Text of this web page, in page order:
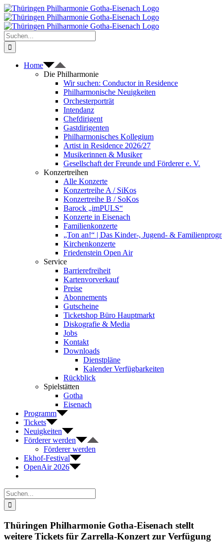
Zum
Inhalt
springen
Suche
nach:
Home
Die Philharmonie
Wir suchen: Conductor in Residence
Philharmonische Neuigkeiten
Orchesterporträt
Intendanz
Chefdirigent
Gastdirigenten
Philharmonisches Kollegium
Artist in Residence 2026/27
Musikerinnen & Musiker
Gesellschaft der Freunde und Förderer e. V.
Konzertreihen
Alle Konzerte
Konzertreihe A / SiKos
Konzertreihe B / SoKos
Barock „imPULS“
Konzerte in Eisenach
Familienkonzerte
„Ton an!“ | Das Kinder-, Jugend- &
Kirchenkonzerte
Friedenstein Open Air
Service
Barrierefreiheit
Kartenvorverkauf
Preise
Abonnements
Gutscheine
Ticketshop Büro Hauptmarkt
Diskografie & Media
Jobs
Kontakt
Downloads
Dienstpläne
Kalender Verfügbarkeiten
Rückblick
Spielstätten
Gotha
Eisenach
Programm
Tickets
Neuigkeiten
Förderer werden
Förderer werden
Ekhof-Festival
OpenAir 2026
Suche
nach:
Thüringen Philharmonie Gotha-Eisenach stellt
weitere Tickets für Zarrella-Konzert zur Verfügung